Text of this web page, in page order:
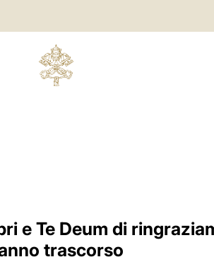
e Te Deum di
trascorso